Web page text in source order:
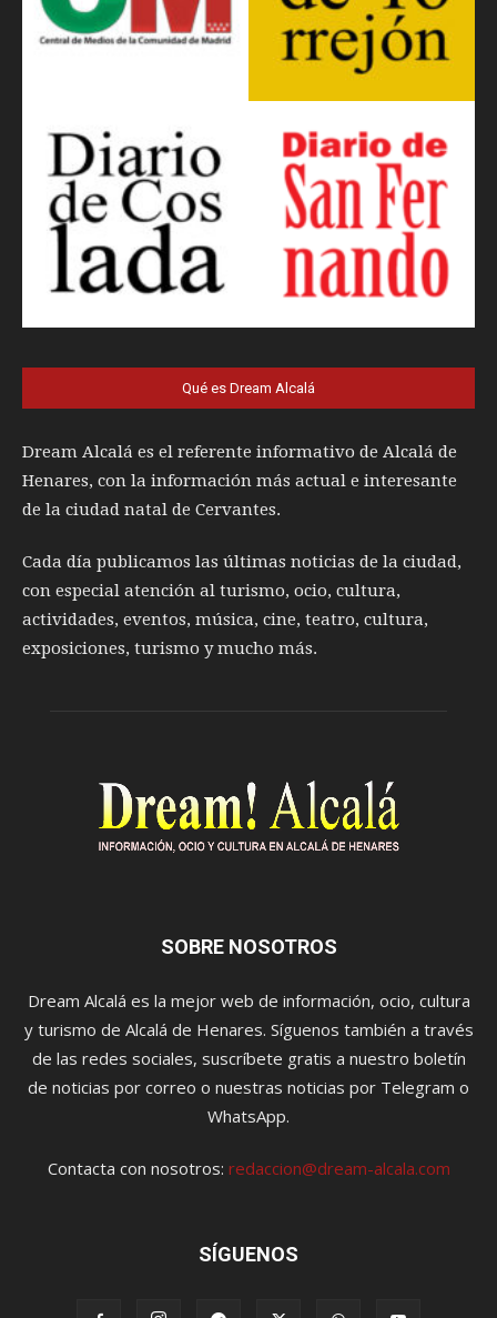
Qué es Dream Alcalá
Dream Alcalá es el referente informativo de Alcalá de
Henares, con la información más actual e interesante
de la ciudad natal de Cervantes.
Cada día publicamos las últimas noticias de la ciudad,
con especial atención al turismo, ocio, cultura,
actividades, eventos, música, cine, teatro, cultura,
exposiciones, turismo y mucho más.
SOBRE NOSOTROS
Dream Alcalá es la mejor web de información, ocio, cultura
y turismo de Alcalá de Henares. Síguenos también a través
de las redes sociales, suscríbete gratis a nuestro boletín
de noticias por correo o nuestras noticias por Telegram o
WhatsApp.
Contacta con nosotros: redaccion@dream-alcala.com
SÍGUENOS